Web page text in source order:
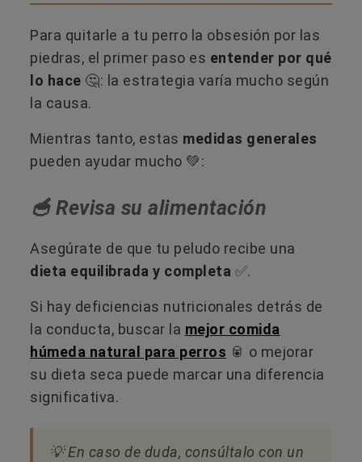
Para quitarle a tu perro la obsesión por las
piedras, el primer paso es entender por qué
lo hace 🤔​: la estrategia varía mucho según
la causa.
Mientras tanto, estas medidas generales
pueden ayudar mucho 💚:
🥣 Revisa su alimentación
Asegúrate de que tu peludo recibe una
dieta equilibrada y completa ✅.
Si hay deficiencias nutricionales detrás de
la conducta, buscar la mejor comida
húmeda natural para perros 🥫 o mejorar
su dieta seca puede marcar una diferencia
significativa.
💡 En caso de duda, consúltalo con un